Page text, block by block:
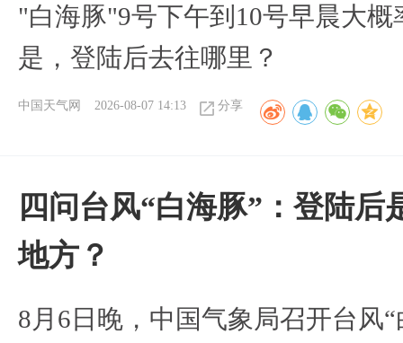
"白海豚"9号下午到10号早晨大
是，登陆后去往哪里？
中国天气网 2026-08-07 14:13 分享
四问台风“白海豚”：登陆
地方？
8月6日晚，中国气象局召开台风